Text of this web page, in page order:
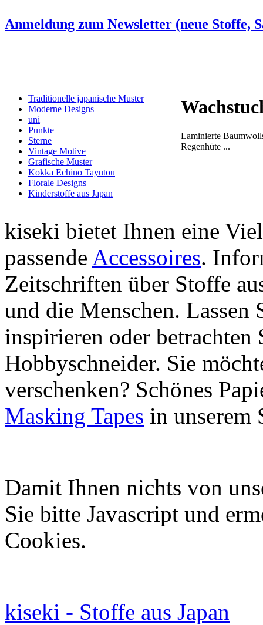
Anmeldung zum Newsletter (neue Stoffe,
Traditionelle japanische Muster
Moderne Designs
uni
Punkte
Sterne
Vintage Motive
Grafische Muster
Kokka Echino Tayutou
Florale Designs
Kinderstoffe aus Japan
Laminierte
Regenhüte ...
kiseki bietet Ihnen eine
passende Accessoires.
Zeitschriften über Stoffe
und die Menschen.
inspirieren oder betrachten
Hobbyschneider. Sie
verschenken? Schönes
Masking Tapes in unserem
Damit Ihnen nichts von
Sie bitte Javascript und
Cookies.
kiseki - Stoffe aus Japan